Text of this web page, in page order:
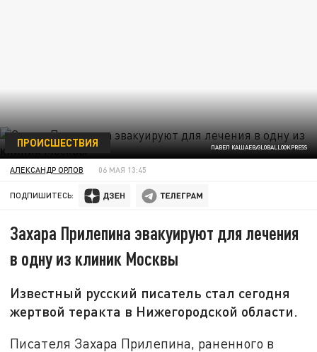
ПАВЕЛ КАШАЕВ/GLOBALLOOKPRESS
ПРОИСШЕСТВИЯ
АЛЕКСАНДР ОРЛОВ 06 МАЯ 13:45
ПОДПИШИТЕСЬ:
Захара Прилепина эвакуируют для лечения
в одну из клиник Москвы
Известный русский писатель стал сегодня
жертвой теракта в Нижегородской области.
Писателя Захара Прилепина, раненного в